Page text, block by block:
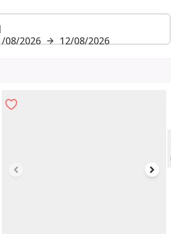
08/2026 12/08/2026